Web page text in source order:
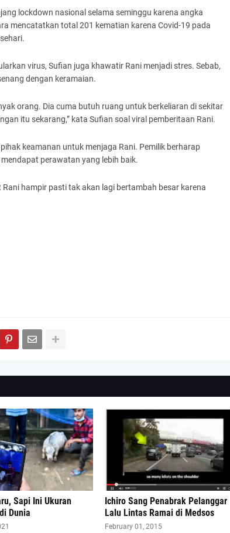
lockdown nasional selama seminggu karena angka
mencatatkan total 201 kematian karena Covid-19 pada
virus, Sufian juga khawatir Rani menjadi stres. Sebab,
dengan keramaian.
orang. Dia cuma butuh ruang untuk berkeliaran di sekitar
itu sekarang,” kata Sufian soal viral pemberitaan Rani.
keamanan untuk menjaga Rani. Pemilik berharap
perawatan yang lebih baik.
hampir pasti tak akan lagi bertambah besar karena
Sapi Ini Ukuran
Dunia
Ichiro Sang Penabrak Pelanggar
Lalu Lintas Ramai di Medsos
February 01, 2015